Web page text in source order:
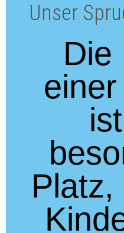
Unser
Die
Platz,